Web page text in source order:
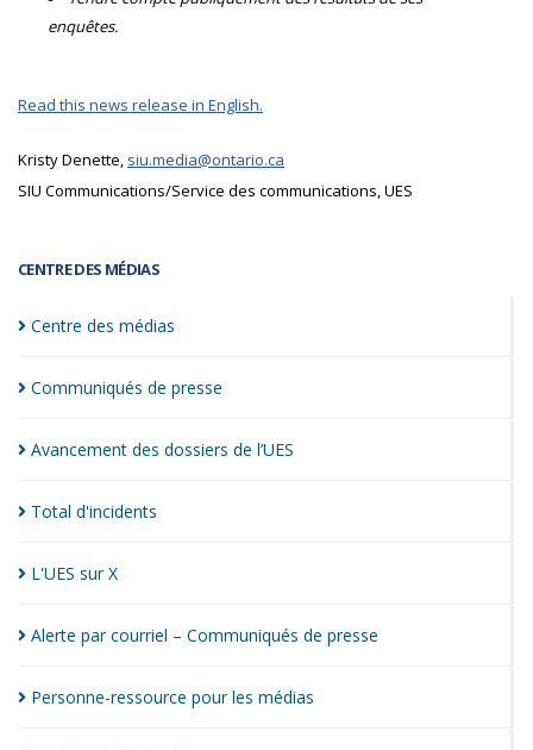
CENTRE DES MÉDIAS
Centre des médias
Communiqués de presse
Avancement des dossiers de l’UES
Total d'incidents
L'UES surX
Alerte par courriel – Communiqués de presse
Personne-ressource pour les médias
enquêtes.
Read this news release in English.
Kristy Denette, siu.media@ontario.ca
SIU Communications/Service des communications, UES